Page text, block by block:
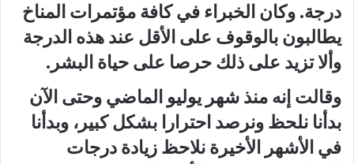
درجة. وكان الخبراء في كافة مؤتمرات المناخ
يطالبون بالوقوف على الأقل عند هذه الدرجة
وألا تزيد على ذلك حرصا على حياة البشر.
وقالت إنه منذ شهر يوليو الماضي وحتى الآن
بدأنا نلحظ ونرصد احترارا بشكل كبير، وبدأنا
في الأشهر الأخيرة نلاحظ زيادة درجات